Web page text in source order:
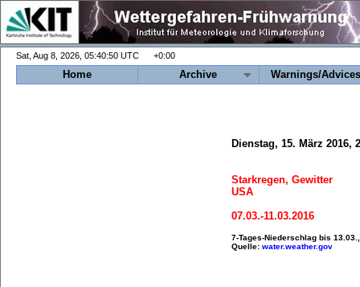
+0:00
Home Archive Warnings/
Dienstag, 15. März 2016,
Starkregen, Gewitter
USA
07.03.-11.03.2016
7-Tages-Niederschlag bis
Quelle: water.weather.gov